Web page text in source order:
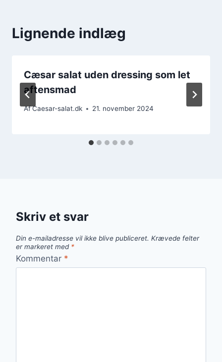
Lignende indlæg
Cæsar salat uden dressing som let
aftensmad
AfCaesar-salat.dk 21. november 2024
Skriv et svar
Din e-mailadresse vil ikke blive publiceret. Krævede felter
er markeret med *
Kommentar *